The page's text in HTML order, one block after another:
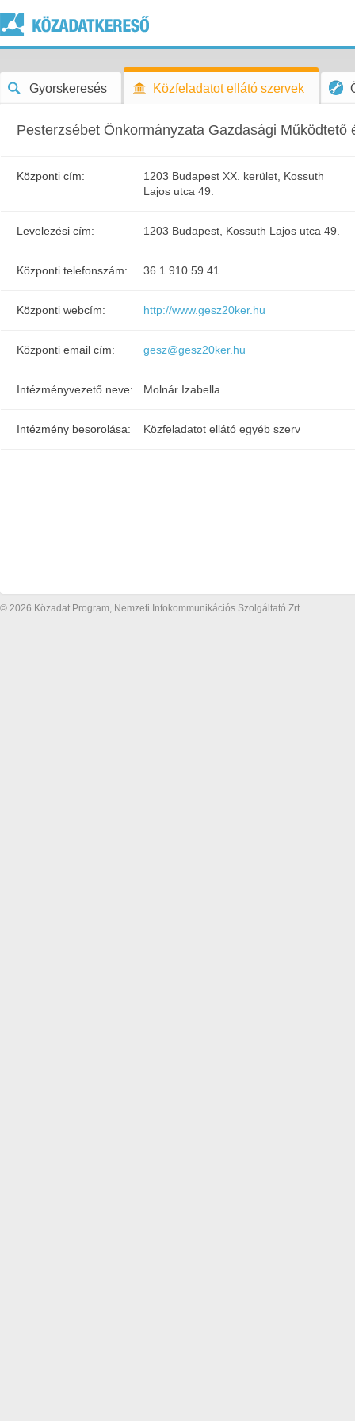
Gyorskeresés Közfeladatot ellátó szervek
Pesterzsébet Önkormányzata Gazdasági Működtető
Központi cím:
1203 Budapest XX. kerület, Kossuth
Lajos utca 49.
Levelezési cím: 1203 Budapest, Kossuth Lajos utca 49.
Központi telefonszám: 36 1 910 59 41
Központi webcím: http://www.gesz20ker.hu
Központi email cím: gesz@gesz20ker.hu
Intézményvezető neve: Molnár Izabella
Intézmény besorolása: Közfeladatot ellátó egyéb szerv
© 2026 Közadat Program, Nemzeti Infokommunikációs Szolgáltató Zrt.